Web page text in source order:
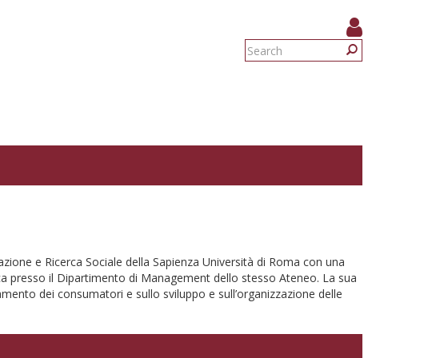
Search
e Ricerca Sociale della Sapienza Università di Roma con una
presso il Dipartimento di Management dello stesso Ateneo. La sua
dei consumatori e sullo sviluppo e sull’organizzazione delle